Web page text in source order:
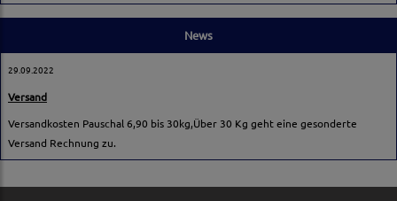
News
29.09.2022
Versand
Versandkosten Pauschal 6,90 bis 30kg,Über 30 Kg geht eine gesonderte
Versand Rechnung zu.